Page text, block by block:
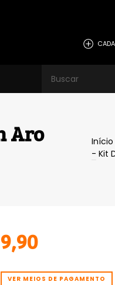
Aro
Início
- Kit
VER MEIOS DE PAGAMENTO